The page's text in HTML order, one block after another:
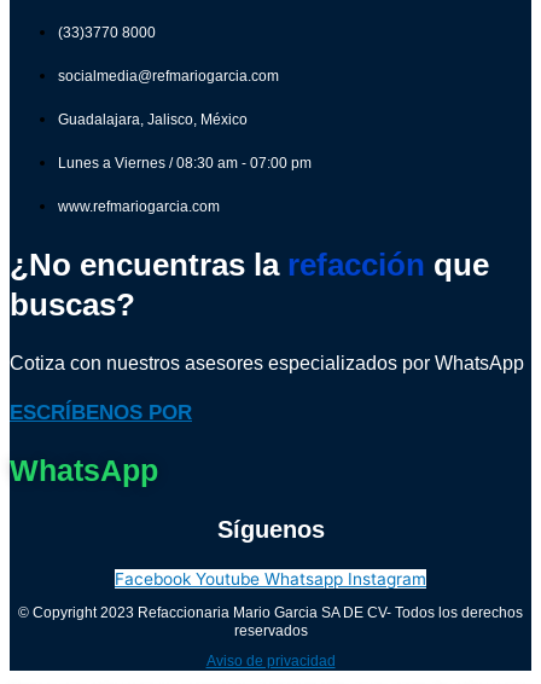
(33)3770 8000
socialmedia@refmariogarcia.com
Guadalajara, Jalisco, México
Lunes a Viernes / 08:30 am - 07:00 pm
www.refmariogarcia.com
¿No encuentras la refacción que
buscas?
Cotiza con nuestros asesores especializados por WhatsApp
ESCRÍBENOS POR
WhatsApp
Síguenos
Facebook Youtube Whatsapp Instagram
© Copyright 2023 Refaccionaria Mario Garcia SA DE CV- Todos los derechos
reservados
Aviso de privacidad